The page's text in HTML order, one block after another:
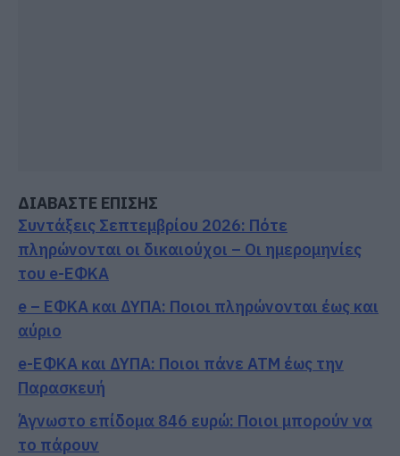
ΔΙΑΒΑΣΤΕ ΕΠΙΣΗΣ
Συντάξεις Σεπτεμβρίου 2026: Πότε
πληρώνονται οι δικαιούχοι – Οι ημερομηνίες
του e-ΕΦΚΑ
e – ΕΦΚΑ και ΔΥΠΑ: Ποιοι πληρώνονται έως και
αύριο
e-ΕΦΚΑ και ΔΥΠΑ: Ποιοι πάνε ΑΤΜ έως την
Παρασκευή
Άγνωστο επίδομα 846 ευρώ: Ποιοι μπορούν να
το πάρουν